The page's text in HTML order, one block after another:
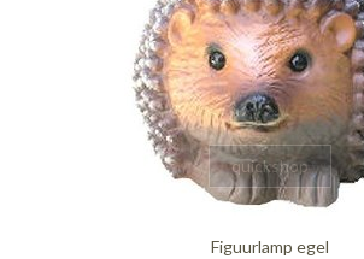
quickshop
Figuurlamp egel